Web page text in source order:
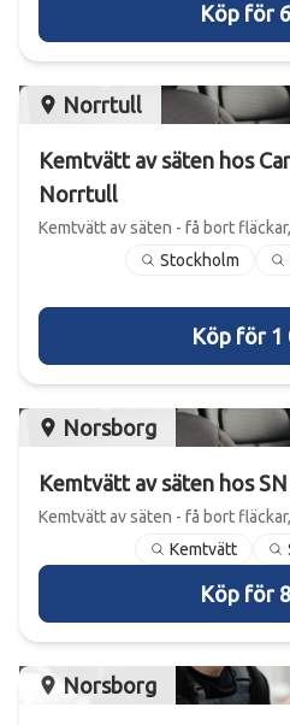
Norrtull
Kemtvätt av säten hos
Norrtull
Kemtvätt av säten - få bort
Stockholm
Norsborg
Kemtvätt av säten hos
Kemtvätt av säten - få bort
Kemtvätt
Norsborg